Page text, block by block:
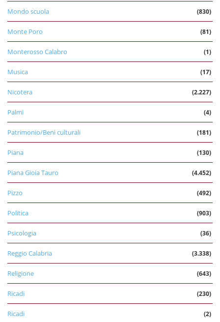
Mondo scuola (830)
Monte Poro (81)
Monterosso Calabro (1)
Musica (17)
Nicotera (2.227)
Palmi (4)
Patrimonio/Beni culturali (181)
Piana (130)
Piana Gioia Tauro (4.452)
Pizzo (492)
Politica (903)
Psicologia (36)
Reggio Calabria (3.338)
Religione (643)
Ricadi (230)
Ricadi (2)